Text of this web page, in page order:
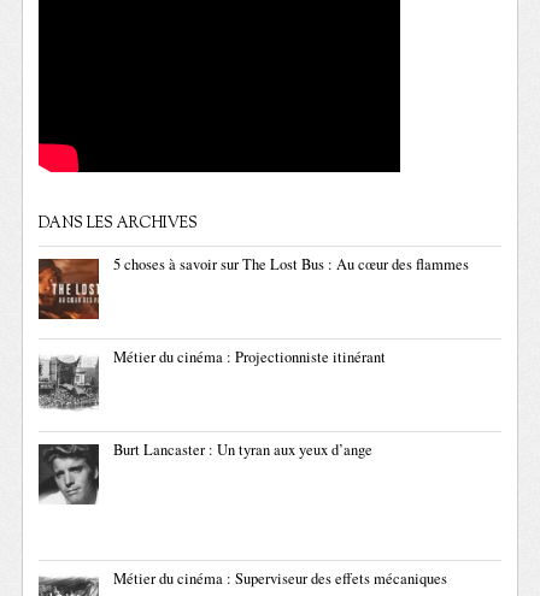
DANS LES ARCHIVES
5 choses à savoir sur The Lost Bus : Au cœur des flammes
Métier du cinéma : Projectionniste itinérant
Burt Lancaster : Un tyran aux yeux d’ange
Métier du cinéma : Superviseur des effets mécaniques